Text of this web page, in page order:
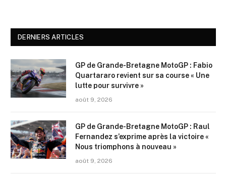
DERNIERS ARTICLES
GP de Grande-Bretagne MotoGP : Fabio
Quartararo revient sur sa course « Une
lutte pour survivre »
août 9, 2026
GP de Grande-Bretagne MotoGP : Raul
Fernandez s’exprime après la victoire «
Nous triomphons à nouveau »
août 9, 2026